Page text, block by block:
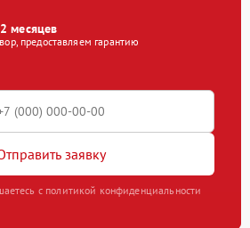
месяцев
предоставляем гарантию
заявку
с политикой конфиденциальности